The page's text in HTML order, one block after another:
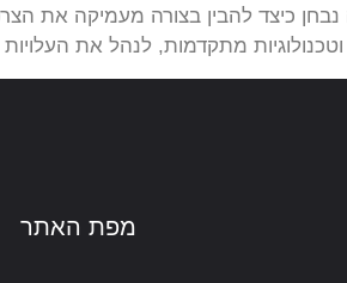
כיצד להבין בצורה מעמיקה את
מתקדמות, לנהל את
מפת האתר